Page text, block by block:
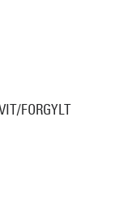
FORGYLT